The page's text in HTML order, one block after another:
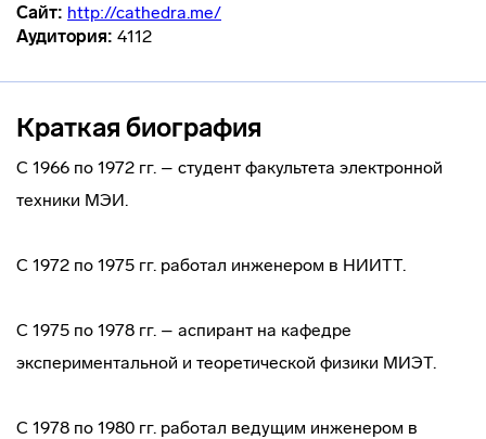
Сайт: http://cathedra.me/
Аудитория: 4112
Краткая биография
С 1966 по 1972 гг. – студент факультета электронной
техники МЭИ.
С 1972 по 1975 гг. работал инженером в НИИТТ.
С 1975 по 1978 гг. – аспирант на кафедре
экспериментальной и теоретической физики МИЭТ.
С 1978 по 1980 гг. работал ведущим инженером в